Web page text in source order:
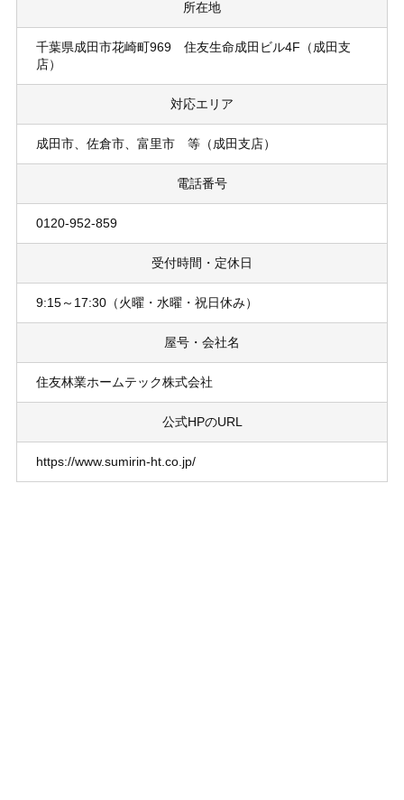
所在地
千葉県成田市花崎町969 住友生命成田ビル4F（成田支
店）
対応エリア
成田市、佐倉市、富里市 等（成田支店）
電話番号
0120-952-859
受付時間・定休日
9:15～17:30（火曜・水曜・祝日休み）
屋号・会社名
住友林業ホームテック株式会社
公式HPのURL
https://www.sumirin-ht.co.jp/